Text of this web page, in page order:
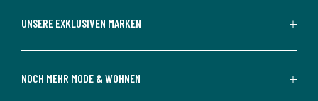
UNSERE EXKLUSIVEN MARKEN
NOCH MEHR MODE & WOHNEN